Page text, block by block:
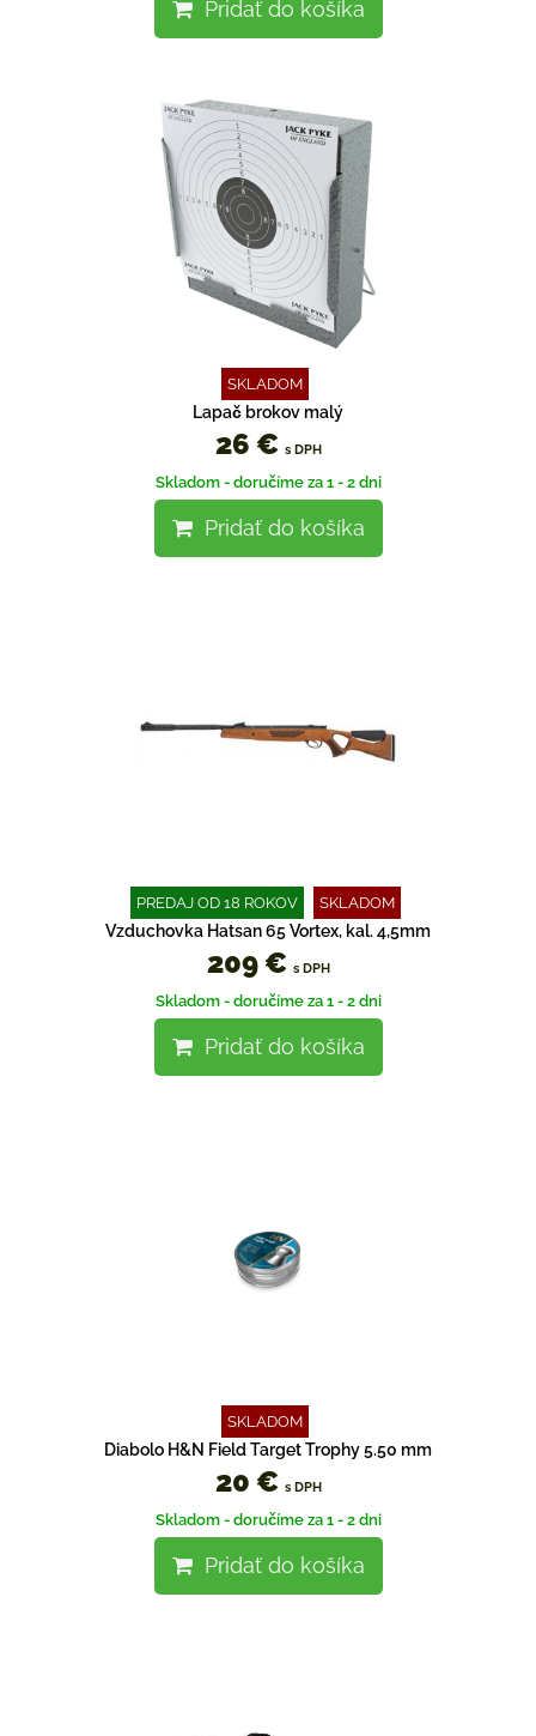
Pridať do košíka
SKLADOM
Lapač brokov malý
26 € s DPH
Skladom - doručíme za 1 - 2 dni
Pridať do košíka
PREDAJ OD 18 ROKOV SKLADOM
Vzduchovka Hatsan 65 Vortex, kal. 4,5mm
209 € s DPH
Skladom - doručíme za 1 - 2 dni
Pridať do košíka
SKLADOM
Diabolo H&N Field Target Trophy 5.50 mm
20 € s DPH
Skladom - doručíme za 1 - 2 dni
Pridať do košíka